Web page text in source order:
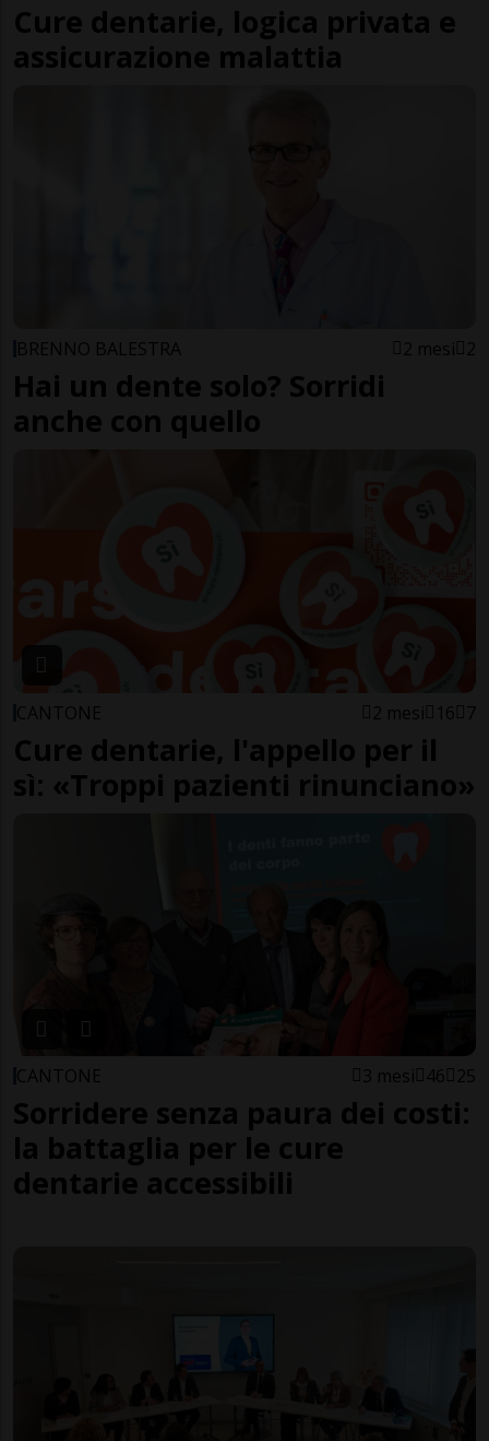
Cure dentarie, logica privata e
assicurazione malattia
BRENNO BALESTRA 2 mesi 2
Hai un dente solo? Sorridi
anche con quello
CANTONE 2 mesi 16 7
Cure dentarie, l'appello per il
sì: «Troppi pazienti rinunciano»
CANTONE 3 mesi 46 25
Sorridere senza paura dei costi:
la battaglia per le cure
dentarie accessibili